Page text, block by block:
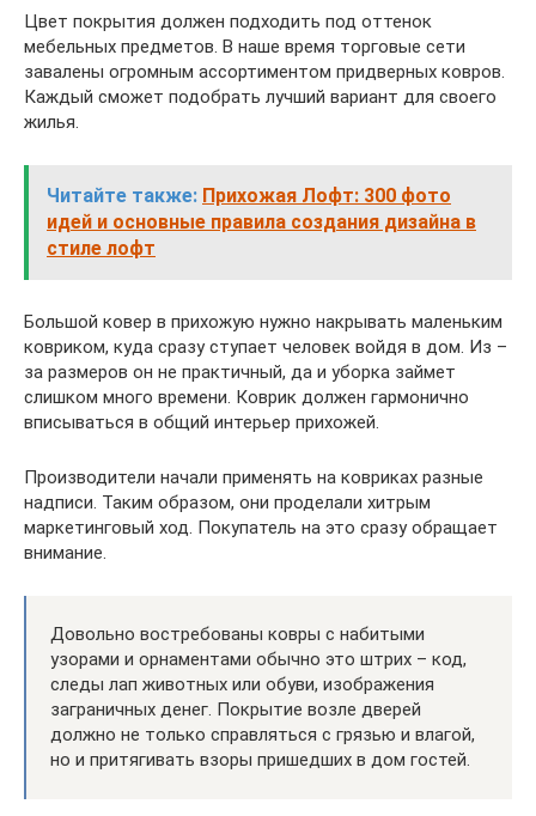
Цвет покрытия должен подходить под оттенок
мебельных предметов. В наше время торговые сети
завалены огромным ассортиментом придверных ковров.
Каждый сможет подобрать лучший вариант для своего
жилья.
Читайте также: Прихожая Лофт: 300 фото
идей и основные правила создания дизайна в
стиле лофт
Большой ковер в прихожую нужно накрывать маленьким
ковриком, куда сразу ступает человек войдя в дом. Из –
за размеров он не практичный, да и уборка займет
слишком много времени. Коврик должен гармонично
вписываться в общий интерьер прихожей.
Производители начали применять на ковриках разные
надписи. Таким образом, они проделали хитрым
маркетинговый ход. Покупатель на это сразу обращает
внимание.
Довольно востребованы ковры с набитыми
узорами и орнаментами обычно это штрих – код,
следы лап животных или обуви, изображения
заграничных денег. Покрытие возле дверей
должно не только справляться с грязью и влагой,
но и притягивать взоры пришедших в дом гостей.